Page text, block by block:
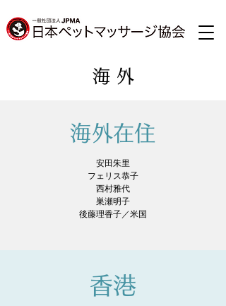
海 外
海外在住
安田朱里
フェリス恭子
西村雅代
巣瀬明子
後藤理香子／米国
香港